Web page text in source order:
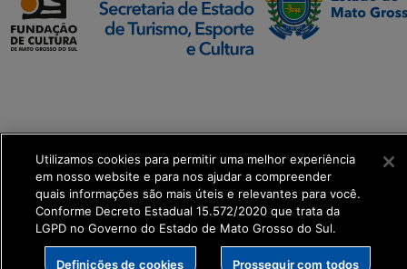
get_footer();
Utilizamos cookies para permitir uma melhor experiência
em nosso website e para nos ajudar a compreender
quais informações são mais úteis e relevantes para você.
Conforme Decreto Estadual 15.572/2020 que trata da
LGPD no Governo do Estado de Mato Grosso do Sul.
Definições de cookies Prosseguir com todos